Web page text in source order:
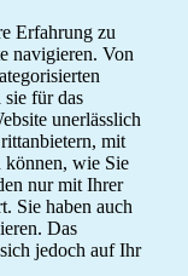
Erfahrung zu
navigieren. Von
für das
unerlässlich
mit
können, wie Sie
nur mit Ihrer
Sie haben auch
Das
jedoch auf Ihr